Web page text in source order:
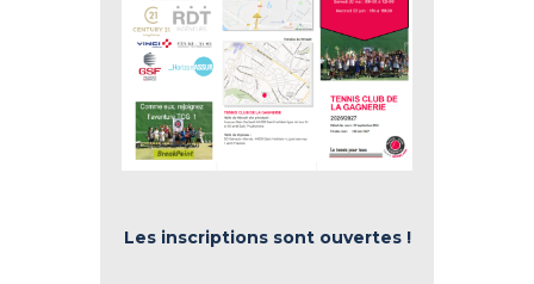
Les inscriptions sont ouvertes !